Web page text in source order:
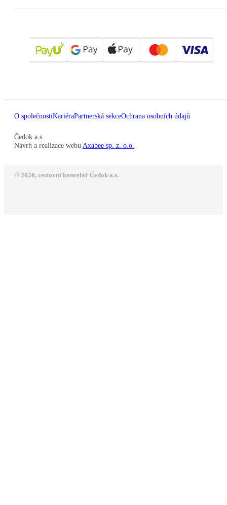
O společnostiKariéraPartnerská sekceOchrana osobních údajů
Čedok a.s
Návrh a realizace webu Axabee sp. z. o.o.
© 2026, cestovní kancelář Čedok a.s.